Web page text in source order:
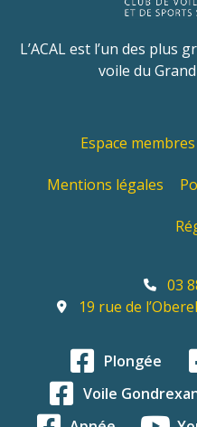
L’ACAL est l’un des plus
voile du
Espace membres
Mentions légales
03
19 rue de
Plongée
Voile